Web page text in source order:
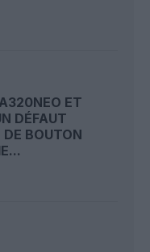
ET
DÉFAUT
BOUTON